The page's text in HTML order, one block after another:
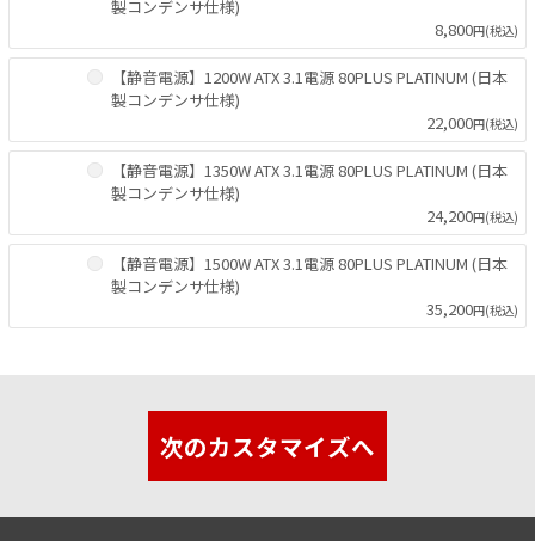
製コンデンサ仕様)
8,800円(税込)
【静音電源】1200W ATX 3.1電源 80PLUS PLATINUM (日本
製コンデンサ仕様)
22,000円(税込)
【静音電源】1350W ATX 3.1電源 80PLUS PLATINUM (日本
製コンデンサ仕様)
24,200円(税込)
【静音電源】1500W ATX 3.1電源 80PLUS PLATINUM (日本
製コンデンサ仕様)
35,200円(税込)
次のカスタマイズへ